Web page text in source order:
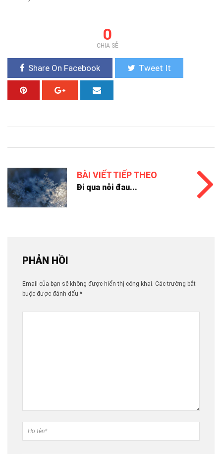
0
CHIA SẺ
Share On Facebook Tweet It
BÀI VIẾT TIẾP THEO
Đi qua nỗi đau...
PHẢN HỒI
Email của bạn sẽ không được hiển thị công khai. Các trường bắt
buộc được đánh dấu *